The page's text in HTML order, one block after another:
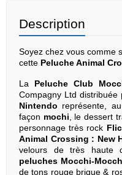
Description
Soyez chez vous comme
cette Peluche Animal
La Peluche Club
Compagny Ltd distribuée
Nintendo représente,
façon mochi, le dessert
personnage très rock
Animal Crossing : New
velours de très haute
peluches Mocchi-
de tons rouge brique &